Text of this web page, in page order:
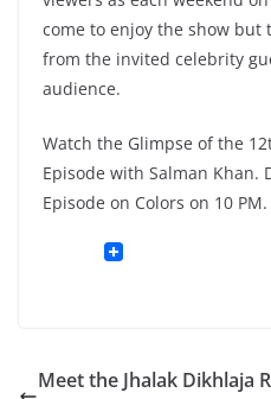
come to enjoy the show but
from the invited celebrity
audience.
Watch the Glimpse of the
Episode with Salman Khan.
Episode on Colors on 10 PM.
Meet the Jhalak Dikhlaja